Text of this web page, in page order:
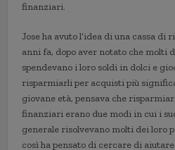
finanziari.
Jose ha avuto l’idea di una cassa di
anni fa, dopo aver notato che molti
spendevano i loro soldi in dolci e
risparmiarli per acquisti più
giovane età, pensava che
finanziari erano due modi in cui i
generale risolvevano molti dei loro
così ha pensato di cercare di